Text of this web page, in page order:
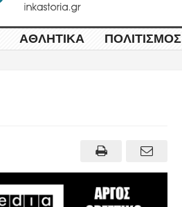
ΑΘΛΗΤΙΚΆ ΠΟΛΙΤΙΣΜΌΣ